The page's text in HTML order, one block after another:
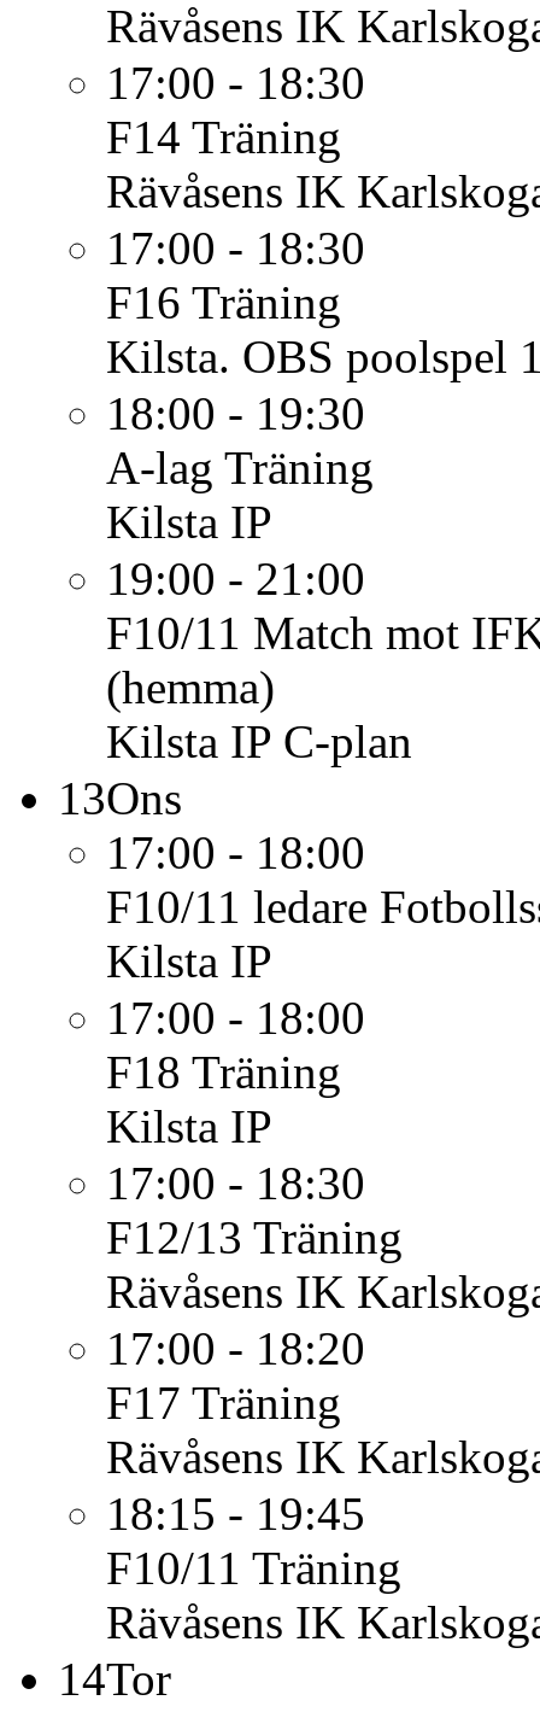
Rävåsens IK
17:00 - 18:30
F14 Träning
Rävåsens IK
17:00 - 18:30
F16 Träning
Kilsta. OBS poolspel
18:00 - 19:30
A-lag Träning
Kilsta IP
19:00 - 21:00
F10/11 Match mot
(hemma)
Kilsta IP C-plan
13Ons
17:00 - 18:00
F10/11 ledare
Kilsta IP
17:00 - 18:00
F18 Träning
Kilsta IP
17:00 - 18:30
F12/13 Träning
Rävåsens IK
17:00 - 18:20
F17 Träning
Rävåsens IK
18:15 - 19:45
F10/11 Träning
Rävåsens IK
14Tor